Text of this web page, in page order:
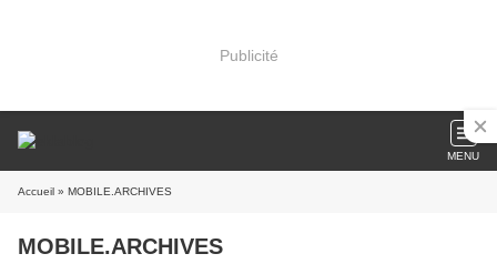
Publicité
MENU
Accueil » MOBILE.ARCHIVES
MOBILE.ARCHIVES